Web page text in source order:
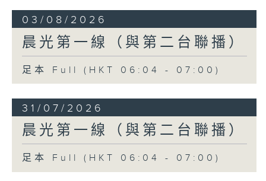
03/08/2026
晨光第一線（與第二台聯播）
足本 Full (HKT 06:04 - 07:00)
31/07/2026
晨光第一線（與第二台聯播）
足本 Full (HKT 06:04 - 07:00)